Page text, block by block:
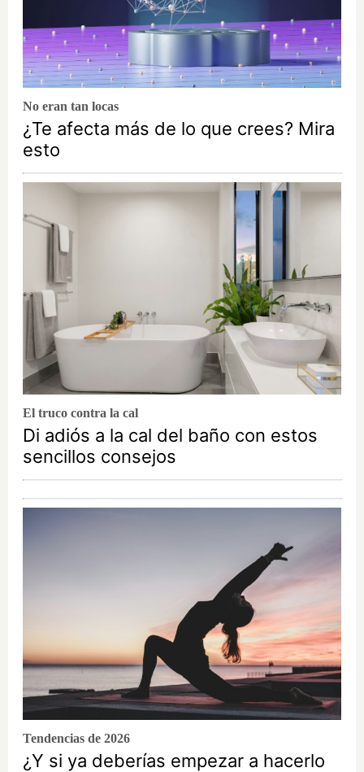
No eran tan locas
¿Te afecta más de lo que crees? Mira
esto
El truco contra la cal
Di adiós a la cal del baño con estos
sencillos consejos
Tendencias de 2026
¿Y si ya deberías empezar a hacerlo